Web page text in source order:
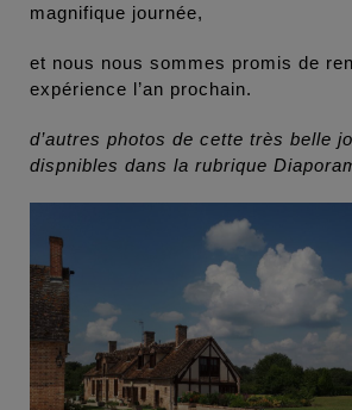
magnifique journée,
et nous nous sommes promis de
expérience l’an prochain.
d’autres photos de cette très belle
dispnibles dans la rubrique